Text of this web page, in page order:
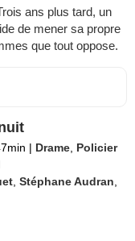
ans plus tard, un
de mener sa propre
que tout oppose.
| Drame, Policier
,Stéphane Audran,